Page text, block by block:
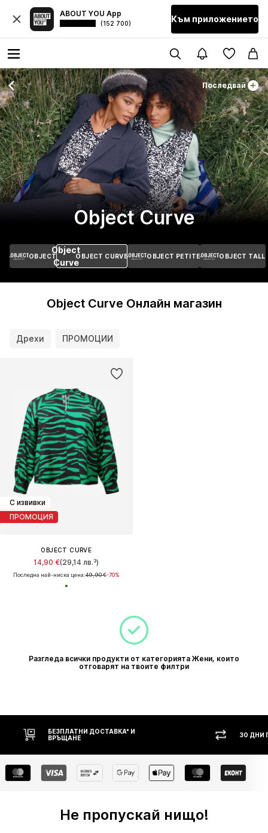
ABOUT YOU App
(152 700) Към приложението
Последвай
Object Curve
OBJECT
Object
Curve
OBJECT CURVE OBJECT PETITE OBJECT TALL
Object Curve Онлайн магазин
Дрехи ПРОМОЦИИ
С извивки
ПРОМОЦИЯ
OBJECT CURVE
14,90 €(29,14 лв.³)
Последна най-ниска цена:49,90 €-70%
Разгледа всички продукти от категорията Жени, които
отговарят на твоите филтри
БЕЗПЛАТНИ ДОСТАВКА* И
ВРЪЩАНЕ
30 ДНИ
Не пропускай нищо!